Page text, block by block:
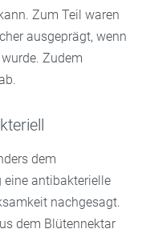
Zum Teil waren
ausgeprägt, wenn
Zudem
dem
eine antibakterielle
nachgesagt.
dem Blütennektar